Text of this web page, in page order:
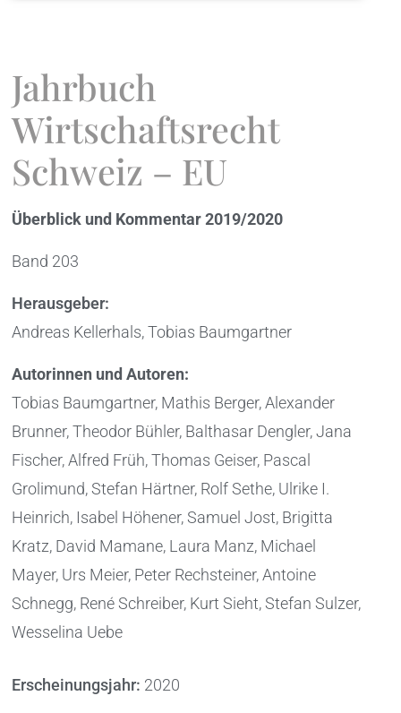
Jahrbuch
Wirtschaftsrecht
Schweiz – EU
Überblick und Kommentar 2019/2020
Band 203
Herausgeber:
Andreas Kellerhals, Tobias Baumgartner
Autorinnen und Autoren:
Tobias Baumgartner, Mathis Berger, Alexander
Brunner, Theodor Bühler, Balthasar Dengler, Jana
Fischer, Alfred Früh, Thomas Geiser, Pascal
Grolimund, Stefan Härtner, Rolf Sethe, Ulrike I.
Heinrich, Isabel Höhener, Samuel Jost, Brigitta
Kratz, David Mamane, Laura Manz, Michael
Mayer, Urs Meier, Peter Rechsteiner, Antoine
Schnegg, René Schreiber, Kurt Sieht, Stefan Sulzer,
Wesselina Uebe
Erscheinungsjahr: 2020